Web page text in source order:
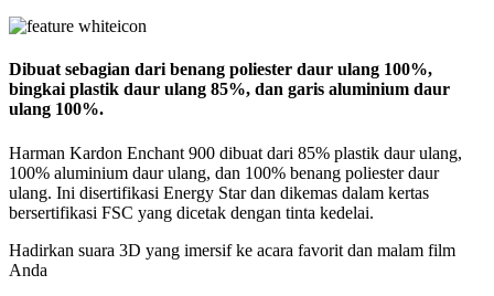
Dibuat sebagian dari benang poliester daur ulang 100%,
bingkai plastik daur ulang 85%, dan garis aluminium daur
ulang 100%.
Harman Kardon Enchant 900 dibuat dari 85% plastik daur ulang,
100% aluminium daur ulang, dan 100% benang poliester daur
ulang. Ini disertifikasi Energy Star dan dikemas dalam kertas
bersertifikasi FSC yang dicetak dengan tinta kedelai.
Hadirkan suara 3D yang imersif ke acara favorit dan malam film
Anda